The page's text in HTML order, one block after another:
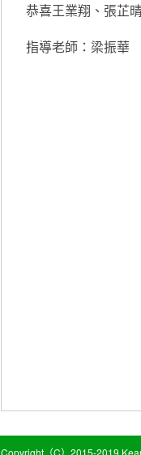
恭喜王業翔、張芷
指導老師：梁振華
Copyright（C）2015-2019